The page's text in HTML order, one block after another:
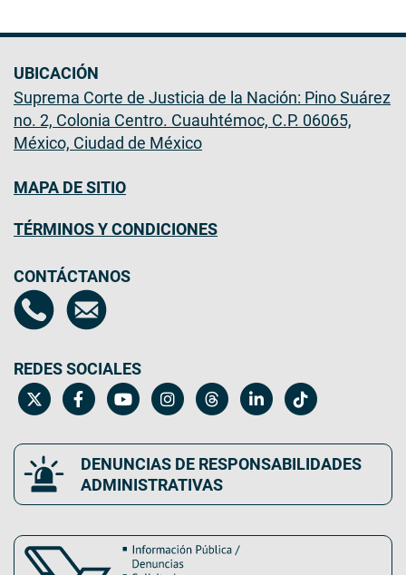
UBICACIÓN
Suprema Corte de Justicia de la Nación: Pino Suárez
no. 2, Colonia Centro. Cuauhtémoc, C.P. 06065,
México, Ciudad de México
MAPA DE SITIO
TÉRMINOS Y CONDICIONES
CONTÁCTANOS
REDES SOCIALES
DENUNCIAS DE RESPONSABILIDADES
ADMINISTRATIVAS